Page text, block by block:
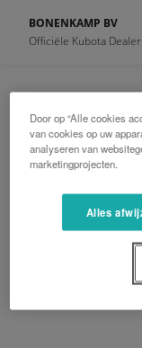
BONENKAMP BV
Officiële Kubota Dealer
Door op “Alle cookies
van cookies op uw
analyseren van
marketingprojecten.
Alles